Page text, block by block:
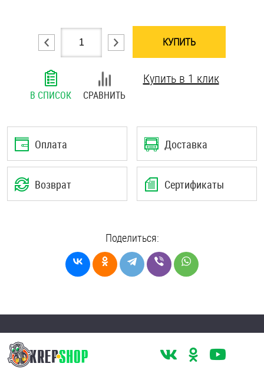
Такелаж
Шайбы
Шплинты
Штифты и пальцы
КУПИТЬ
В СПИСОК СРАВНИТЬ
Купить в 1 клик
Оплата Доставка
Возврат Сертификаты
Поделиться: